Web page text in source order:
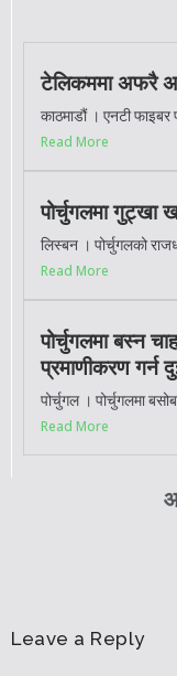
टेलिकममा अफरै
काठमाडौं । एनटी फाइबर
Read More
पोर्चुगलमा गुट्खा
लिस्बन । पोर्चुगलको
Read More
पोर्चुगलमा बस्न
प्रमाणीकरण गर्न
पोर्चुगल । पोर्चुगलमा
Read More
Leave a Reply